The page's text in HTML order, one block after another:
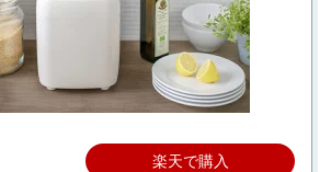
楽天で購入